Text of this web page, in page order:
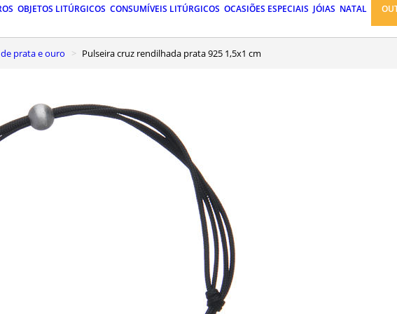
OBJETOS LITÚRGICOS CONSUMÍVEIS LITÚRGICOS OCASIÕES ESPECIAIS JÓIAS NATAL
de prata e ouro Pulseira cruz rendilhada prata 925 1,5x1 cm